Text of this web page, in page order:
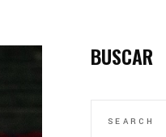
BUSCAR